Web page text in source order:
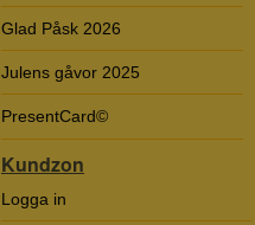
Glad Påsk 2026
Julens gåvor 2025
PresentCard©
Kundzon
Logga in